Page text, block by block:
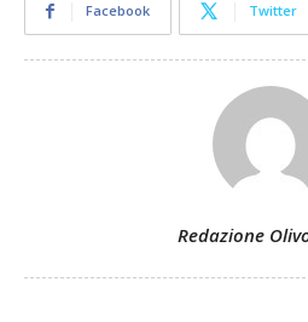
Facebook Twitter
Redazione